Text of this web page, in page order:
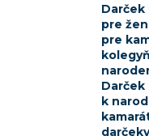
Darček
pre
pre
k